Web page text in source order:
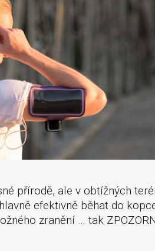
přírodě, ale v obtížných
efektivně běhat do
zranění … tak